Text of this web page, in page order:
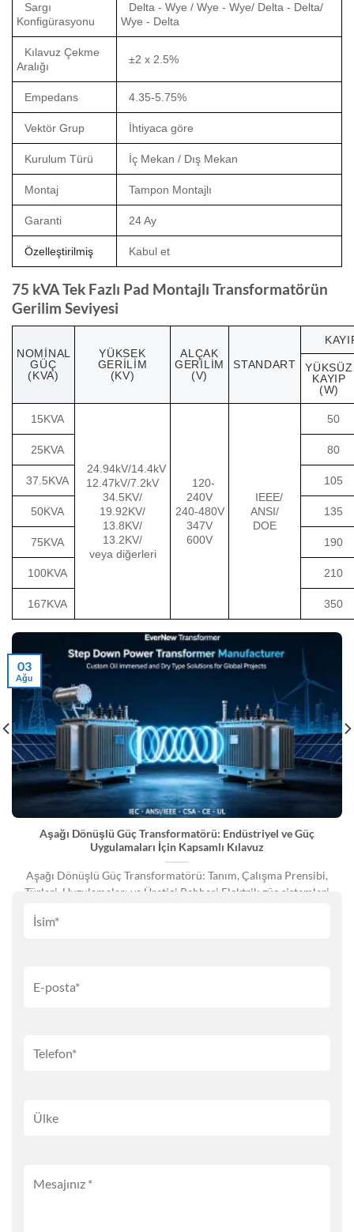
Sargı
Konfigürasyonu
Delta - Wye / Wye - Wye/ Delta - Delta/
Wye - Delta
Kılavuz Çekme
Aralığı
±2 x 2.5%
Empedans 4.35-5.75%
Vektör Grup İhtiyaca göre
Kurulum Türü İç Mekan / Dış Mekan
Montaj Tampon Montajlı
Garanti 24 Ay
Özelleştirilmiş Kabul et
75 kVA Tek Fazlı Pad Montajlı Transformatörün
Gerilim Seviyesi
NOMINAL
GÜÇ
(KVA)
YÜKSEK
GERILIM
(KV)
ALÇAK
GERILIM
(V)
STANDART
YÜKSÜZ
KAYIP
(W)
15KVA
24.94kV/14.4kV
12.47kV/7.2kV
34.5KV/
19.92KV/
13.8KV/
13.2KV/
veya diğerleri
120-
240V
240-480V
347V
600V
IEEE/
ANSI/
DOE
50
25KVA 80
37.5KVA 105
50KVA 135
75KVA 190
100KVA 210
167KVA 350
Aşağı Dönüşlü Güç Transformatörü: Endüstriyel ve Güç
Uygulamaları İçin Kapsamlı Kılavuz
Aşağı Dönüşlü Güç Transformatörü: Tanım, Çalışma Prensibi,
Türleri, Uygulamaları ve Üretici Rehberi Elektrik güç sistemleri
03
Ağu